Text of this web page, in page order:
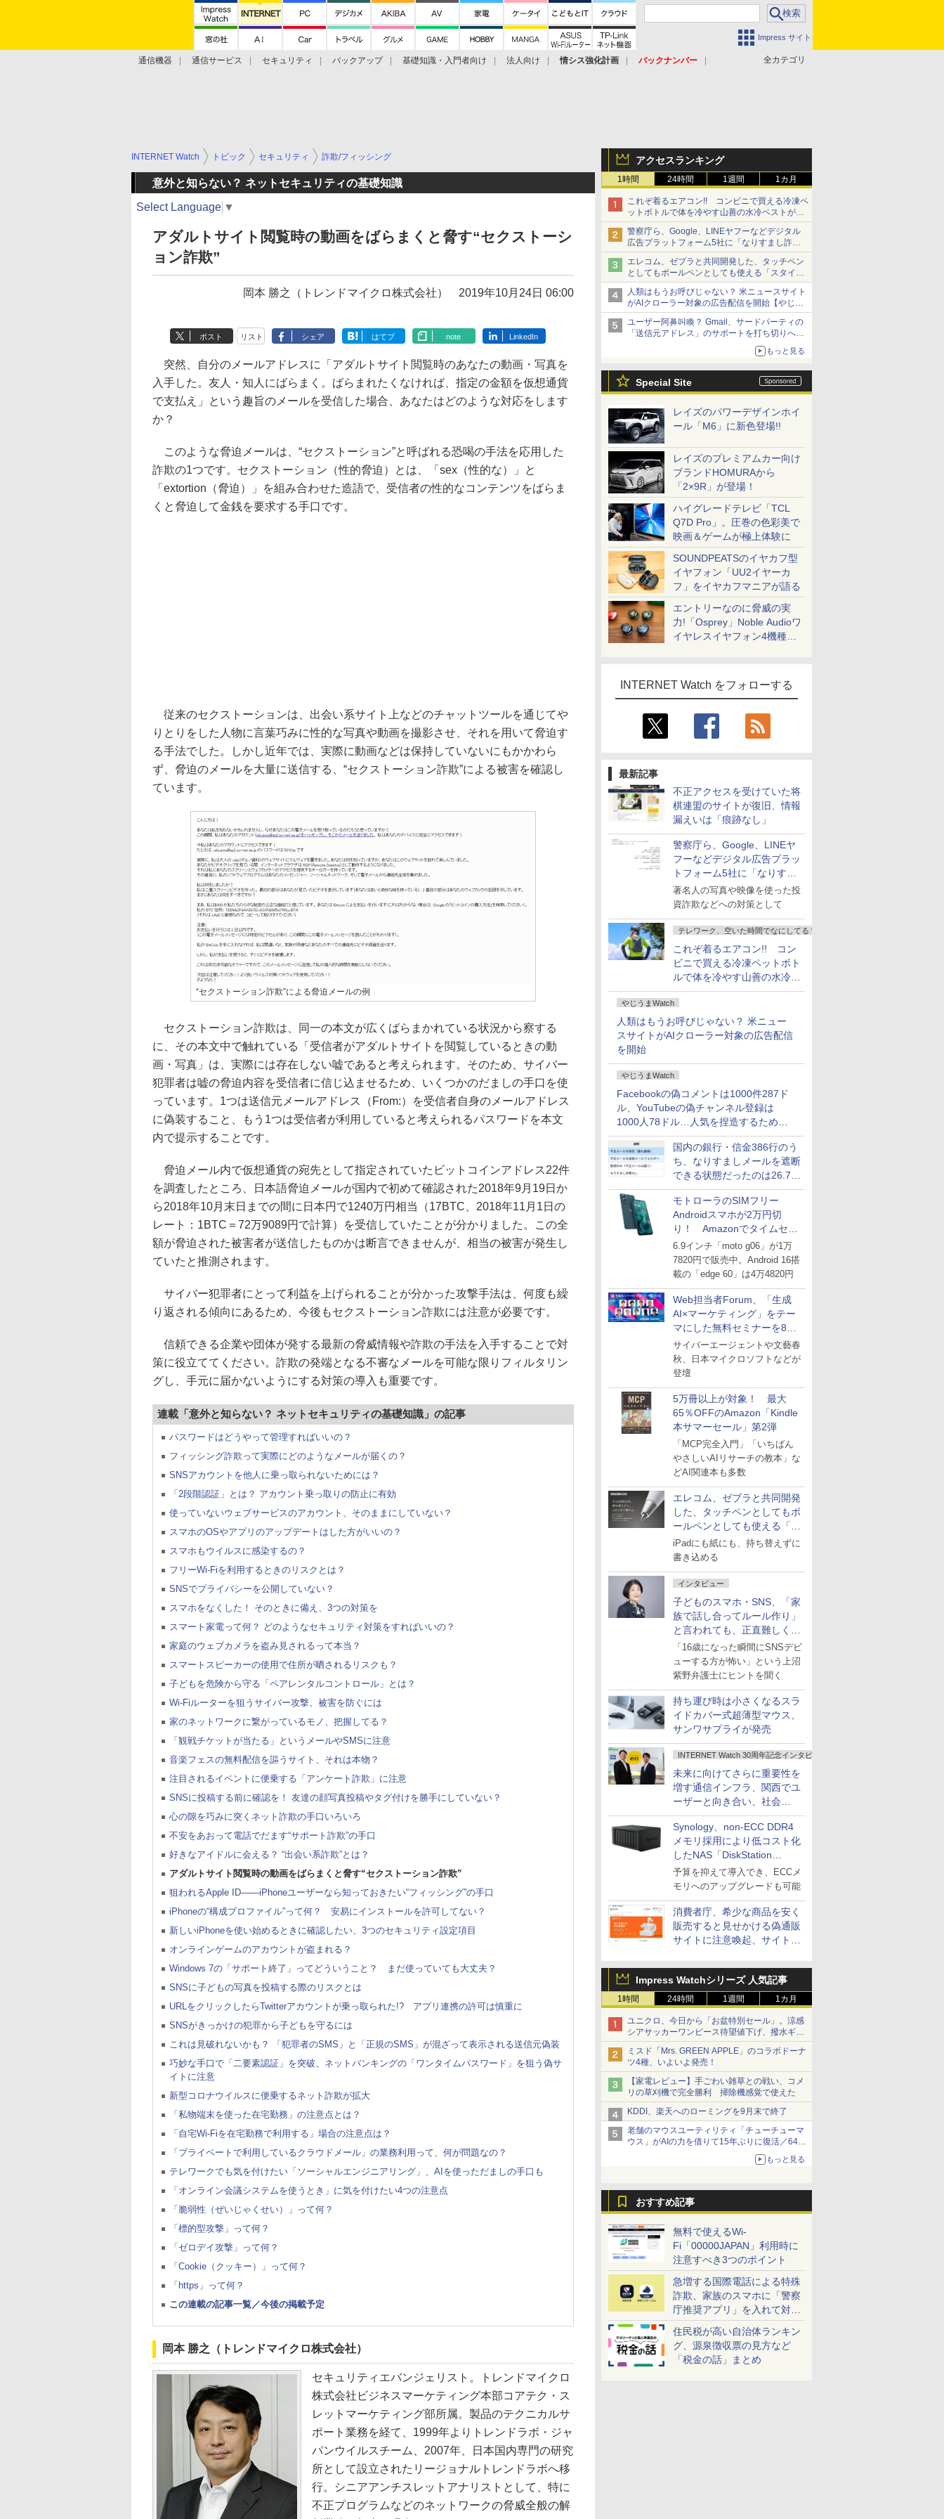
Impress サイト
全カテゴリ
通信機器 通信サービス セキュリティ バックアップ 基礎知識・入門者向け 法人向け 情シス強化計画
バックナンバー
アクセスランキング
1時間 24時間 1週間 1カ月
これぞ着るエアコン!! コンビニで買える冷凍ペ
ットボトルで体を冷やす山善の水冷ベストがロ
ードバイクにちょうどいい【ぼっち・ざ・ろー
ど！その14】【空いた時間でなにしてる？】
警察庁ら、Google、LINEヤフーなどデジタル
広告プラットフォーム5社に「なりすまし詐欺
広告」対策強化を要請 著名人の写真や映像を
使った投資詐欺などへの対策として
エレコム、ゼブラと共同開発した、タッチペン
としてもボールペンとしても使える「スタイラ
スツーウェイ」発売 iPadにも紙にも、持ち替
えずに書き込める
人類はもうお呼びじゃない？ 米ニュースサイト
がAIクローラー対象の広告配信を開始【やじう
まWatch】
ユーザー阿鼻叫喚？ Gmail、サードパーティの
「送信元アドレス」のサポートを打ち切りへ
もっと見る
Special Site
レイズのパワーデザインホイ
ール「M6」に新色登場!!
レイズのプレミアムカー向け
ブランドHOMURAから
「2×9R」が登場！
ハイグレードテレビ「TCL
Q7D Pro」。圧巻の色彩美で
映画＆ゲームが極上体験に
SOUNDPEATSのイヤカフ型
イヤフォン「UU2イヤーカ
フ」をイヤカフマニアが語る
エントリーなのに脅威の実
力!「Osprey」Noble Audioワ
イヤレスイヤフォン4機種を
INTERNET Watch をフォローする
最新記事
不正アクセスを受けていた将
棋連盟のサイトが復旧、情報
漏えいは「痕跡なし」
警察庁ら、Google、LINEヤ
フーなどデジタル広告プラッ
トフォーム5社に「なりすま
し詐欺広告」対策強化を要請
著名人の写真や映像を使った投
資詐欺などへの対策として
テレワーク、空いた時間でなにしてる？
これぞ着るエアコン!! コン
ビニで買える冷凍ペットボト
ルで体を冷やす山善の水冷ベ
ストがロードバイクにちょう
どいい【ぼっち・ざ・ろー
ど！その14】
やじうまWatch
人類はもうお呼びじゃない？ 米ニュー
スサイトがAIクローラー対象の広告配信
を開始
やじうまWatch
Facebookの偽コメントは1000件287ド
ル、YouTubeの偽チャンネル登録は
1000人78ドル…人気を捏造するための
価格リストが公開中
国内の銀行・信金386行のう
ち、なりすましメールを遮断
できる状態だったのは26.7％
にとどまる～GMOブランド
セキュリティ調査
モトローラのSIMフリー
Androidスマホが2万円切
り！ Amazonでタイムセー
ル
6.9インチ「moto g06」が1万
7820円で販売中。Android 16搭
載の「edge 60」は4万4820円
Web担当者Forum、「生成
AI×マーケティング」をテー
マにした無料セミナーを8月
27日にオンライン開催
サイバーエージェントや文藝春
秋、日本マイクロソフトなどが
登壇
5万冊以上が対象！ 最大
65％OFFのAmazon「Kindle
本サマーセール」第2弾
「MCP完全入門」「いちばん
やさしいAIリサーチの教本」な
どAI関連本も多数
エレコム、ゼブラと共同開発
した、タッチペンとしてもボ
ールペンとしても使える「ス
タイラスツーウェイ」発売
iPadにも紙にも、持ち替えずに
書き込める
インタビュー
子どものスマホ・SNS、「家
族で話し合ってルール作り」
と言われても、正直難しくな
いですか？
「16歳になった瞬間にSNSデビ
ューする方が怖い」という上沼
紫野弁護士にヒントを聞く
持ち運び時は小さくなるスラ
イドカバー式超薄型マウス、
サンワサプライが発売
INTERNET Watch 30周年記念インタビュー
未来に向けてさらに重要性を
増す通信インフラ、関西でユ
ーザーと向き合い、社会
の“あたらしい”を起動し続け
る～オプテージ
Synology、non-ECC DDR4
メモリ採用により低コスト化
したNAS「DiskStation
neo+」シリーズ
予算を抑えて導入でき、ECCメ
モリへのアップグレードも可能
消費者庁、希少な商品を安く
販売すると見せかける偽通販
サイトに注意喚起、サイト名
Impress Watchシリーズ 人気記事
1時間 24時間 1週間 1カ月
ユニクロ、今日から「お盆特別セール」。涼感
シアサッカーワンピース待望値下げ、撥水ギア
ショーツは1990円に
ミスド「Mrs. GREEN APPLE」のコラボドーナ
ツ4種、いよいよ発売！
【家電レビュー】手ごわい雑草との戦い、コメ
リの草刈機で完全勝利 掃除機感覚で使えた
KDDI、楽天へのローミングを9月末で終了
老舗のマウスユーティリティ「チューチューマ
ウス」がAIの力を借りて15年ぶりに復活／64bit
化、Windows 10/11、「Chrome」も走り回
る。復活記念で2026年末まで500円
もっと見る
おすすめ記事
無料で使えるWi-
Fi「00000JAPAN」利用時に
注意すべき3つのポイント
急増する国際電話による特殊
詐欺、家族のスマホに「警察
庁推奨アプリ」を入れて対策
しよう！
住民税が高い自治体ランキン
グ、源泉徴収票の見方など
「税金の話」まとめ
INTERNET Watch トピック セキュリティ 詐欺/フィッシング
意外と知らない？ ネットセキュリティの基礎知識
Select Language ▼
アダルトサイト閲覧時の動画をばらまくと脅す“セクストーシ
ョン詐欺”
岡本 勝之（トレンドマイクロ株式会社） 2019年10月24日 06:00
ポスト リスト シェア はてブ note LinkedIn
突然、自分のメールアドレスに「アダルトサイト閲覧時のあなたの動画・写真を
入手した。友人・知人にばらまく。ばらまれたくなければ、指定の金額を仮想通貨
で支払え」という趣旨のメールを受信した場合、あなたはどのような対応をします
か？
このような脅迫メールは、“セクストーション”と呼ばれる恐喝の手法を応用した
詐欺の1つです。セクストーション（性的脅迫）とは、「sex（性的な）」と
「extortion（脅迫）」を組み合わせた造語で、受信者の性的なコンテンツをばらま
くと脅迫して金銭を要求する手口です。
従来のセクストーションは、出会い系サイト上などのチャットツールを通じてや
りとりをした人物に言葉巧みに性的な写真や動画を撮影させ、それを用いて脅迫す
る手法でした。しかし近年では、実際に動画などは保持していないにもかかわら
ず、脅迫のメールを大量に送信する、“セクストーション詐欺”による被害を確認し
ています。
“セクストーション詐欺”による脅迫メールの例
セクストーション詐欺は、同一の本文が広くばらまかれている状況から察する
に、その本文中で触れている「受信者がアダルトサイトを閲覧しているときの動
画・写真」は、実際には存在しない嘘であると考えられます。そのため、サイバー
犯罪者は嘘の脅迫内容を受信者に信じ込ませるため、いくつかのだましの手口を使
っています。1つは送信元メールアドレス（From:）を受信者自身のメールアドレス
に偽装すること、もう1つは受信者が利用していると考えられるパスワードを本文
内で提示することです。
脅迫メール内で仮想通貨の宛先として指定されていたビットコインアドレス22件
を調査したところ、日本語脅迫メールが国内で初めて確認された2018年9月19日か
ら2018年10月末日までの間に日本円で1240万円相当（17BTC、2018年11月1日の
レート：1BTC＝72万9089円で計算）を受信していたことが分かりました。この全
額が脅迫された被害者が送信したものかは断言できませんが、相当の被害が発生し
ていたと推測されます。
サイバー犯罪者にとって利益を上げられることが分かった攻撃手法は、何度も繰
り返される傾向にあるため、今後もセクストーション詐欺には注意が必要です。
信頼できる企業や団体が発する最新の脅威情報や詐欺の手法を入手することで対
策に役立ててください。詐欺の発端となる不審なメールを可能な限りフィルタリン
グし、手元に届かないようにする対策の導入も重要です。
連載「意外と知らない？ ネットセキュリティの基礎知識」の記事
パスワードはどうやって管理すればいいの？
フィッシング詐欺って実際にどのようなメールが届くの？
SNSアカウントを他人に乗っ取られないためには？
「2段階認証」とは？ アカウント乗っ取りの防止に有効
使っていないウェブサービスのアカウント、そのままにしていない？
スマホのOSやアプリのアップデートはした方がいいの？
スマホもウイルスに感染するの？
フリーWi-Fiを利用するときのリスクとは？
SNSでプライバシーを公開していない？
スマホをなくした！ そのときに備え、3つの対策を
スマート家電って何？ どのようなセキュリティ対策をすればいいの？
家庭のウェブカメラを盗み見されるって本当？
スマートスピーカーの使用で住所が晒されるリスクも？
子どもを危険から守る「ペアレンタルコントロール」とは？
Wi-Fiルーターを狙うサイバー攻撃、被害を防ぐには
家のネットワークに繋がっているモノ、把握してる？
「観戦チケットが当たる」というメールやSMSに注意
音楽フェスの無料配信を謳うサイト、それは本物？
注目されるイベントに便乗する「アンケート詐欺」に注意
SNSに投稿する前に確認を！ 友達の顔写真投稿やタグ付けを勝手にしていない？
心の隙を巧みに突くネット詐欺の手口いろいろ
不安をあおって電話でだます“サポート詐欺”の手口
好きなアイドルに会える？ “出会い系詐欺”とは？
アダルトサイト閲覧時の動画をばらまくと脅す“セクストーション詐欺”
狙われるApple ID――iPhoneユーザーなら知っておきたい“フィッシング”の手口
iPhoneの“構成プロファイル”って何？ 安易にインストールを許可してない？
新しいiPhoneを使い始めるときに確認したい、3つのセキュリティ設定項目
オンラインゲームのアカウントが盗まれる？
Windows 7の「サポート終了」ってどういうこと？ まだ使っていても大丈夫？
SNSに子どもの写真を投稿する際のリスクとは
URLをクリックしたらTwitterアカウントが乗っ取られた!? アプリ連携の許可は慎重に
SNSがきっかけの犯罪から子どもを守るには
これは見破れないかも？ 「犯罪者のSMS」と「正規のSMS」が混ざって表示される送信元偽装
巧妙な手口で「二要素認証」を突破、ネットバンキングの「ワンタイムパスワード」を狙う偽サ
イトに注意
新型コロナウイルスに便乗するネット詐欺が拡大
「私物端末を使った在宅勤務」の注意点とは？
「自宅Wi-Fiを在宅勤務で利用する」場合の注意点は？
「プライベートで利用しているクラウドメール」の業務利用って、何が問題なの？
テレワークでも気を付けたい「ソーシャルエンジニアリング」、AIを使っただましの手口も
「オンライン会議システムを使うとき」に気を付けたい4つの注意点
「脆弱性（ぜいじゃくせい）」って何？
「標的型攻撃」って何？
「ゼロデイ攻撃」って何？
「Cookie（クッキー）」って何？
「https」って何？
この連載の記事一覧／今後の掲載予定
岡本 勝之（トレンドマイクロ株式会社）
セキュリティエバンジェリスト。トレンドマイクロ
株式会社ビジネスマーケティング本部コアテク・ス
レットマーケティング部所属。製品のテクニカルサ
ポート業務を経て、1999年よりトレンドラボ・ジャ
パンウイルスチーム、2007年、日本国内専門の研究
所として設立されたリージョナルトレンドラボへ移
行。シニアアンチスレットアナリストとして、特に
不正プログラムなどのネットワークの脅威全般の解